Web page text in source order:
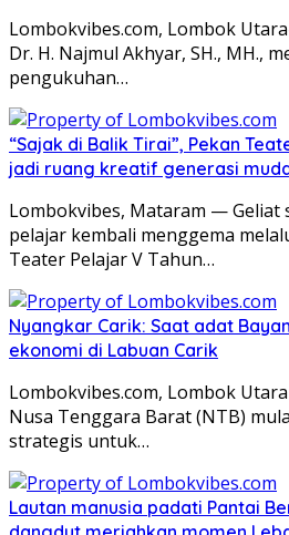
Lombokvibes.com, Lombok
Dr. H. Najmul Akhyar, SH., MH.,
pengukuhan…
“Sajak di Balik Tirai”, Pekan
jadi ruang kreatif generasi
Lombokvibes, Mataram — Geliat
pelajar kembali menggema
Teater Pelajar V Tahun…
Nyangkar Carik: Saat adat
ekonomi di Labuan Carik
Lombokvibes.com, Lombok
Nusa Tenggara Barat (NTB)
strategis untuk…
Lautan manusia padati Pantai